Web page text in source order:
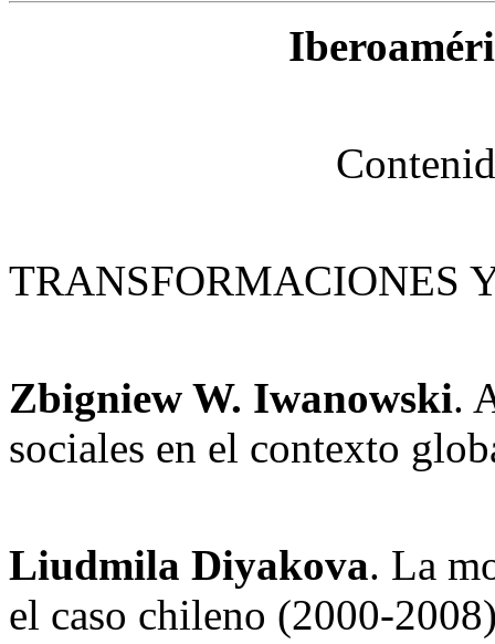
TRANSFORMACIONES
Zbigniew W. Iwanowski.
sociales en el contexto
Liudmila Diyakova. La
el caso chileno (2000-